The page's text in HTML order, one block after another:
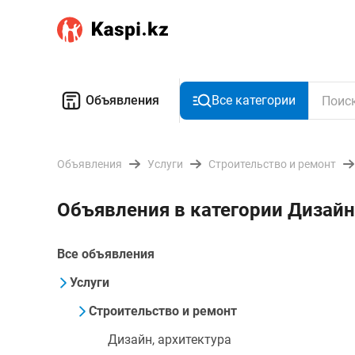
Объявления Все категории
Объявления Услуги Строительство и ремонт
Объявления в категории
Все объявления
Услуги
Строительство и ремонт
Дизайн, архитектура